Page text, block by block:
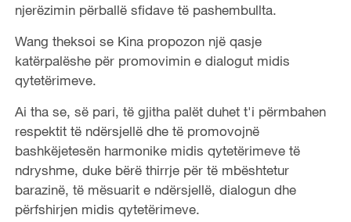
njerëzimin përballë sfidave të pashembullta.
Wang theksoi se Kina propozon një qasje
katërpalëshe për promovimin e dialogut midis
qytetërimeve.
Ai tha se, së pari, të gjitha palët duhet t'i përmbahen
respektit të ndërsjellë dhe të promovojnë
bashkëjetesën harmonike midis qytetërimeve të
ndryshme, duke bërë thirrje për të mbështetur
barazinë, të mësuarit e ndërsjellë, dialogun dhe
përfshirjen midis qytetërimeve.